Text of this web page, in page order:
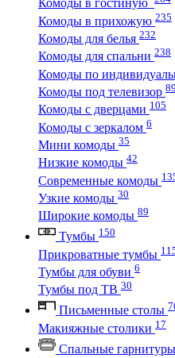
Комоды в гостиную
Комоды в прихожую 235
Комоды для белья 232
Комоды для спальни 238
Комоды по
Комоды под телевизор 89
Комоды с дверцами 105
Комоды с зеркалом 6
Мини комоды 35
Низкие комоды 42
Современные комоды
Узкие комоды 30
Широкие комоды 89
Тумбы 150
Прикроватные тумбы
Тумбы для обуви 6
Тумбы под ТВ 30
Письменные столы
Макияжные столики 17
Спальные гарнитуры